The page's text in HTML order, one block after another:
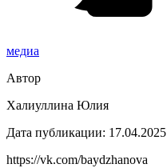
медиа
Автор
Халиуллина Юлия
Дата публикации: 17.04.2025
https://vk.com/baydzhanova